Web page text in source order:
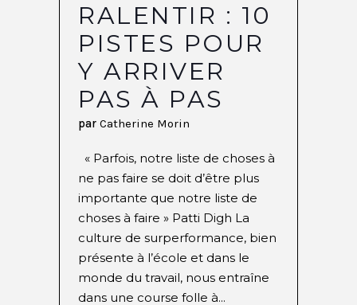
RALENTIR : 10
PISTES POUR
Y ARRIVER
PAS À PAS
par Catherine Morin
« Parfois, notre liste de choses à
ne pas faire se doit d’être plus
importante que notre liste de
choses à faire » Patti Digh La
culture de surperformance, bien
présente à l’école et dans le
monde du travail, nous entraîne
dans une course folle à...